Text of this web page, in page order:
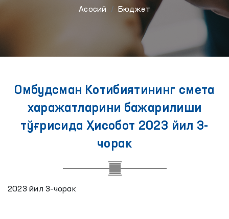
Aсосий Бюджет
Омбудсман Котибиятининг смета
харажатларини бажарилиши
тўғрисида Ҳисобот 2023 йил 3-
чорак
2023 йил 3-чорак